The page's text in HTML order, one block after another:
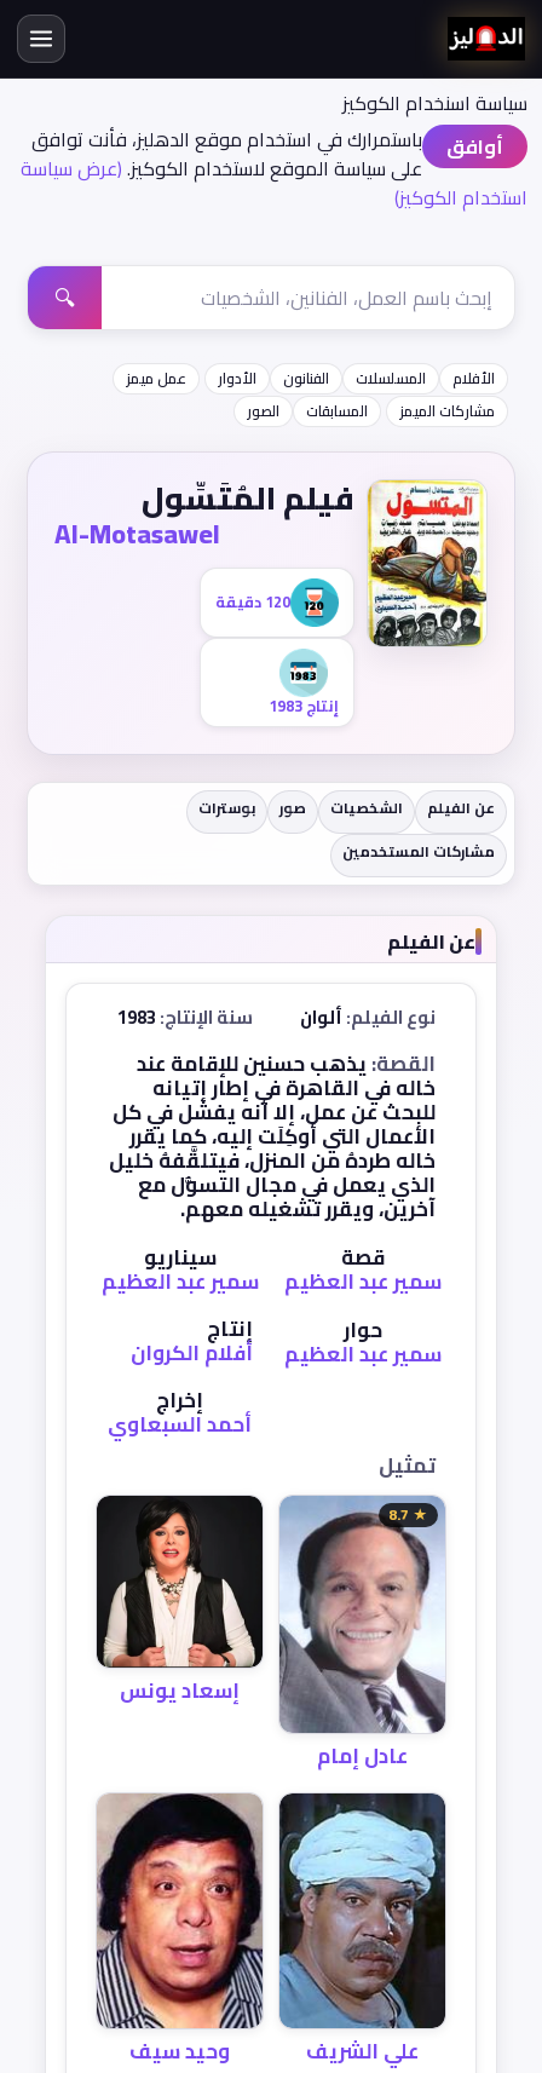
سياسة اسنخدام الكوكيز
أوافق
باستمرارك في استخدام موقع الدهليز، فأنت توافق
على سياسة الموقع لاستخدام الكوكيز.(عرض سياسة
استخدام الكوكيز)
🔍
الأفلام المسلسلات الفنانون الأدوار
عمل ميمز
مشاركات الميمز
المسابقات الصور
فيلم المُتَسِّول
Al-Motasawel
120 دقيقة
إنتاج 1983
عن الفيلم الشخصيات صور
بوسترات
مشاركات المستخدمين
عن الفيلم
نوع الفيلم:ألوان سنة الإنتاج:
القصة:يذهب حسنين للإقامة عند
خاله في القاهرة في إطار إتيانه
للبحث عن عمل، إلا أنه يفشل في كل
الأعمال التي أوكِلَت إليه، كما يقرر
خاله طردهُ من المنزل، فيتلقَّفهُ خليل
الذي يعمل في مجال التسوُّل مع
آخرين، ويقرر تشغيله معهم.
قصة
سمير عبد العظيم
سيناريو
سمير عبد العظيم
حوار
سمير عبد العظيم
إنتاج
أفلام الكروان
إخراج
أحمد السبعاوي
تمثيل
★ 8.7
عادل إمام
إسعاد يونس
علي الشريف وحيد سيف